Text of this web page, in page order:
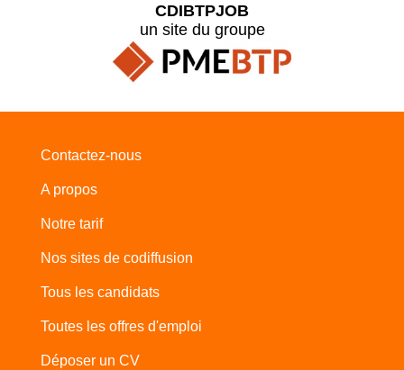
CDIBTPJOB
un site du groupe
Contactez-nous
A propos
Notre tarif
Nos sites de codiffusion
Tous les candidats
Toutes les offres d'emploi
Déposer un CV